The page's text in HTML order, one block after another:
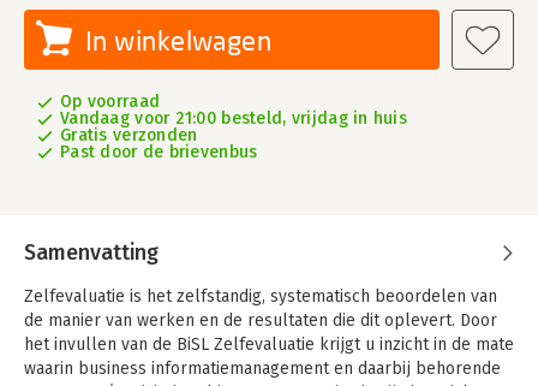
In winkelwagen
Op voorraad
Vandaag voor 21:00 besteld, vrijdag in huis
Gratis verzonden
Past door de brievenbus
Samenvatting
Zelfevaluatie is het zelfstandig, systematisch beoordelen van
de manier van werken en de resultaten die dit oplevert. Door
het invullen van de BiSL Zelfevaluatie krijgt u inzicht in de mate
waarin business informatiemanagement en daarbij behorende